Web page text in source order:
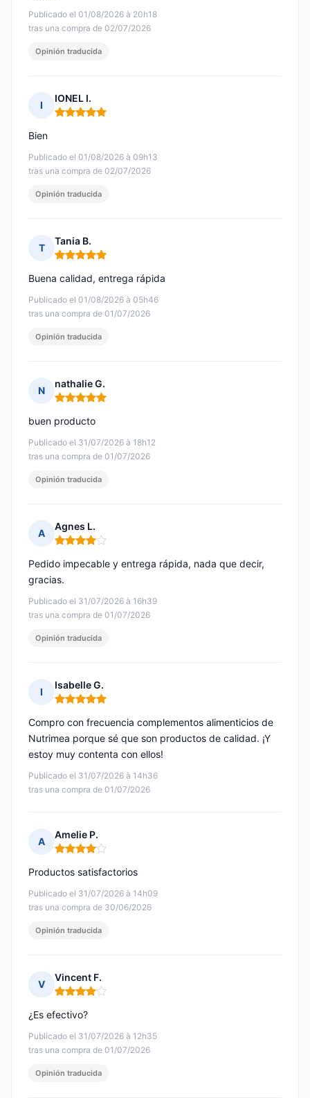
Publicado el 01/08/2026 à 20h18
tras una compra de 02/07/2026
Opinión traducida
I
IONEL I.
Nota: 5 de 5
Publicado el 01/08/2026 à 09h13
tras una compra de 02/07/2026
Bien
Opinión traducida
T
Tania B.
Nota: 5 de 5
Publicado el 01/08/2026 à 05h46
tras una compra de 01/07/2026
Buena calidad, entrega rápida
Opinión traducida
N
nathalie G.
Nota: 5 de 5
Publicado el 31/07/2026 à 18h12
tras una compra de 01/07/2026
buen producto
Opinión traducida
A
Agnes L.
Nota: 4 de 5
Publicado el 31/07/2026 à 16h39
tras una compra de 01/07/2026
Pedido impecable y entrega rápida, nada que decir,
gracias.
Opinión traducida
I
Isabelle G.
Nota: 5 de 5
Publicado el 31/07/2026 à 14h36
tras una compra de 01/07/2026
Compro con frecuencia complementos alimenticios de
Nutrimea porque sé que son productos de calidad. ¡Y
estoy muy contenta con ellos!
A
Amelie P.
Nota: 4 de 5
Publicado el 31/07/2026 à 14h09
tras una compra de 30/06/2026
Productos satisfactorios
Opinión traducida
V
Vincent F.
Nota: 4 de 5
Publicado el 31/07/2026 à 12h35
tras una compra de 01/07/2026
¿Es efectivo?
Opinión traducida